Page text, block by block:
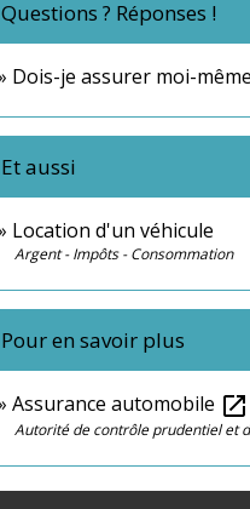
Questions ? Réponses !
Dois-je assurer moi-
Et aussi
Location d'un véhicule
Argent - Impôts - Consommation
Pour en savoir plus
Assurance automobile open_in_new
Autorité de contrôle prudentiel et